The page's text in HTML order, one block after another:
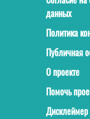
данных
Политика
Публичная
О проекте
Помочь
Дисклеймер